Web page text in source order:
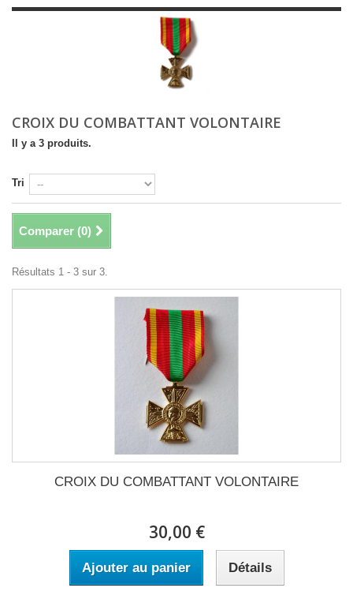
CROIX DU COMBATTANT VOLONTAIRE
Il y a 3 produits.
Tri
Comparer (0)
Résultats 1 - 3 sur 3.
CROIX DU COMBATTANT VOLONTAIRE
30,00 €
Ajouter au panier Détails